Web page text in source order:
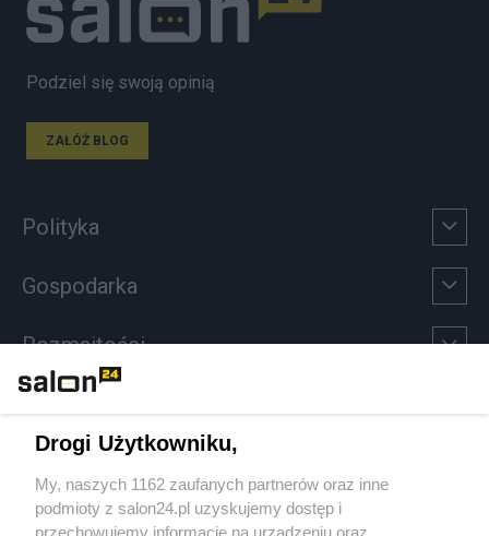
Podziel się swoją opinią
ZAŁÓŻ BLOG
Polityka
Gospodarka
Rozmaitości
Sport
Społeczeństwo
Drogi Użytkowniku,
My, naszych 1162 zaufanych partnerów oraz inne
podmioty z salon24.pl uzyskujemy dostęp i
przechowujemy informacje na urządzeniu oraz